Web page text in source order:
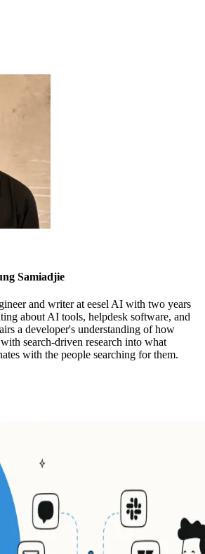
Samiadjie
and writer at eesel AI with two years
about AI tools, helpdesk software, and
a developer's understanding of how
search-driven research into what
with the people searching for them.